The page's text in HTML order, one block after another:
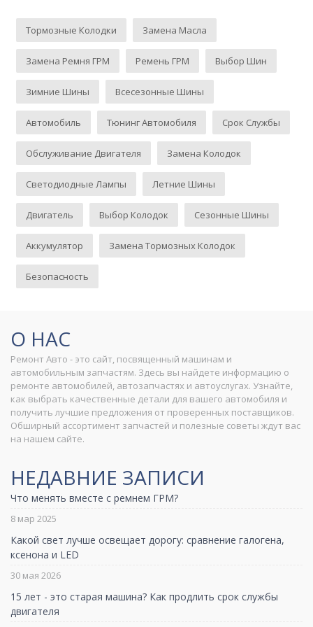
Тормозные Колодки Замена Масла
Замена Ремня ГРМ Ремень ГРМ Выбор Шин
Зимние Шины Всесезонные Шины
Автомобиль Тюнинг Автомобиля Срок Службы
Обслуживание Двигателя Замена Колодок
Светодиодные Лампы Летние Шины
Двигатель Выбор Колодок Сезонные Шины
Аккумулятор Замена Тормозных Колодок
Безопасность
О НАС
Ремонт Авто - это сайт, посвященный машинам и
автомобильным запчастям. Здесь вы найдете информацию о
ремонте автомобилей, автозапчастях и автоуслугах. Узнайте,
как выбрать качественные детали для вашего автомобиля и
получить лучшие предложения от проверенных поставщиков.
Обширный ассортимент запчастей и полезные советы ждут вас
на нашем сайте.
НЕДАВНИЕ ЗАПИСИ
Что менять вместе с ремнем ГРМ?
8 мар 2025
Какой свет лучше освещает дорогу: сравнение галогена,
ксенона и LED
30 мая 2026
15 лет - это старая машина? Как продлить срок службы
двигателя